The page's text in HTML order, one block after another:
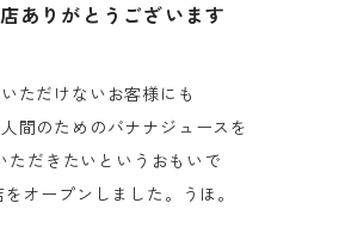
ありがとうございます
ただけないお客様にも
間のためのバナナジュースを
ただきたいというおもいで
をオープンしました。うほ。